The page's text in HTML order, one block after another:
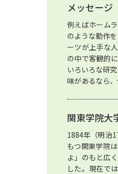
メッセージ
例えばホーム
のような動作
ーツが上手な
の中で客観的
いろいろな研
味があるなら、
関東学院大
1884年（明治
もつ関東学院
よ」のもと広
した。現在で